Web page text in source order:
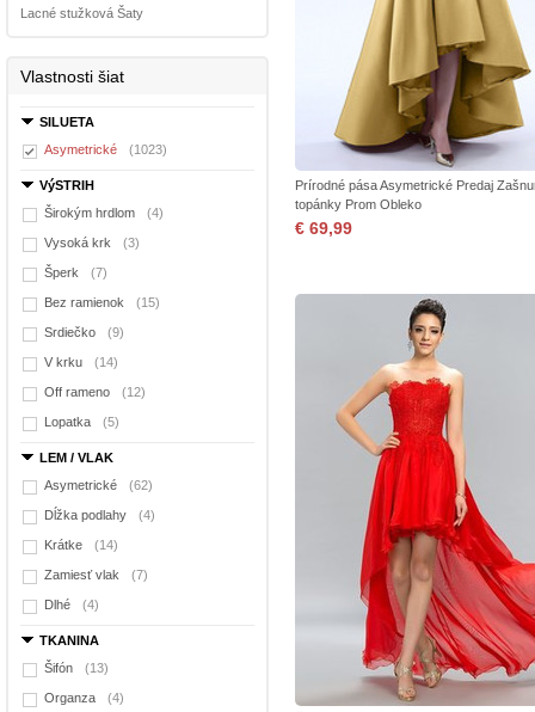
Lacné stužková Šaty
Vlastnosti šiat
SILUETA
Asymetrické
(1023)
VýSTRIH
Širokým hrdlom
(4)
Vysoká krk (3)
Šperk (7)
Bez ramienok (15)
Srdiečko (9)
V krku (14)
Off rameno (12)
Lopatka (5)
LEM / VLAK
Asymetrické
(62)
Dĺžka podlahy (4)
Krátke (14)
Zamiesť vlak (7)
Dlhé (4)
TKANINA
Šifón
(13)
Organza (4)
Prírodné pása Asymetrické Predaj
topánky Prom Obleko
€ 69,99